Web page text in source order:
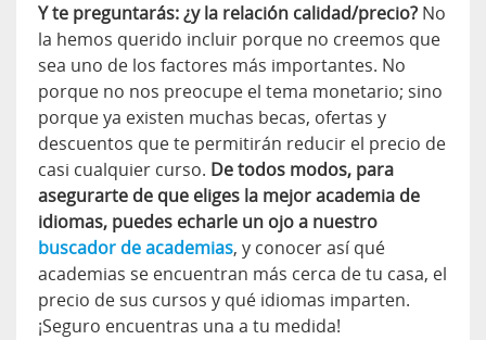
Y te preguntarás: ¿y la relación calidad/precio? No
la hemos querido incluir porque no creemos que
sea uno de los factores más importantes. No
porque no nos preocupe el tema monetario; sino
porque ya existen muchas becas, ofertas y
descuentos que te permitirán reducir el precio de
casi cualquier curso. De todos modos, para
asegurarte de que eliges la mejor academia de
idiomas, puedes echarle un ojo a nuestro
buscador de academias, y conocer así qué
academias se encuentran más cerca de tu casa, el
precio de sus cursos y qué idiomas imparten.
¡Seguro encuentras una a tu medida!